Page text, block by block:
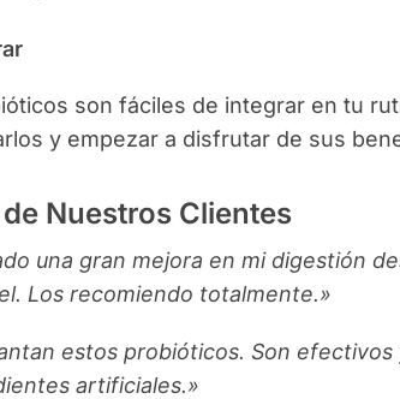
son fáciles de integrar en tu
y empezar a disfrutar de sus
Nuestros Clientes
una gran mejora en mi digestión
Los recomiendo totalmente.»
estos probióticos. Son
artificiales.»